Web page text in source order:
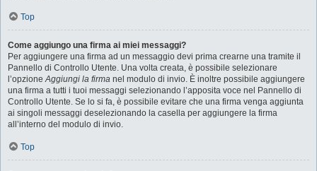
Top
Come aggiungo una firma ai miei messaggi?
Per aggiungere una firma ad un messaggio devi prima crearne una tramite il
Pannello di Controllo Utente. Una volta creata, è possibile selezionare
l’opzioneAggiungi la firma nel modulo di invio. È inoltre possibile aggiungere
una firma a tutti i tuoi messaggi selezionando l’apposita voce nel Pannello di
Controllo Utente. Se lo si fa, è possibile evitare che una firma venga aggiunta
ai singoli messaggi deselezionando la casella per aggiungere la firma
all’interno del modulo di invio.
Top